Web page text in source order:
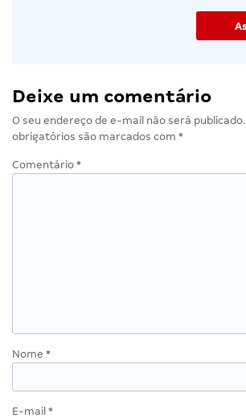
Deixe um comentário
O seu endereço de e-mail não será publicado.
obrigatórios são marcados com *
Comentário *
Nome *
E-mail *